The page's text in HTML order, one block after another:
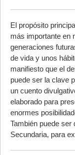
El propósito
más importante en
generaciones
de vida y unos
manifiesto que el
puede ser la clave
un cuento
elaborado para
enormes
También puede
Secundaria, para